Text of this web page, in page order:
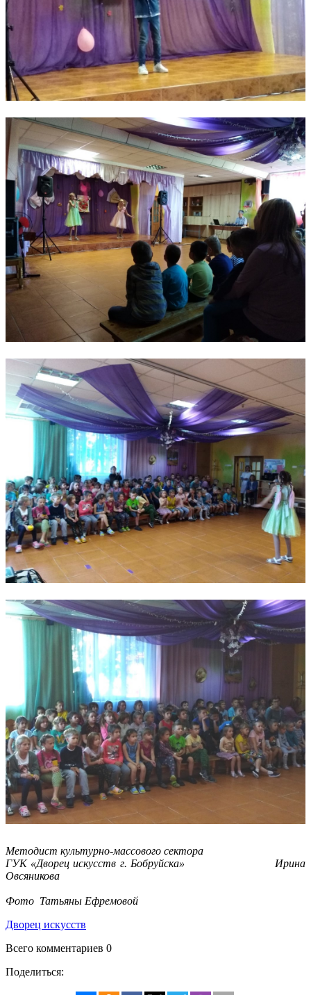
Методист культурно-массового сектора
ГУК «Дворец искусств г. Бобруйска» Ирина
Овсяникова
Фото Татьяны Ефремовой
Дворец искусств
Всего комментариев 0
Поделиться: